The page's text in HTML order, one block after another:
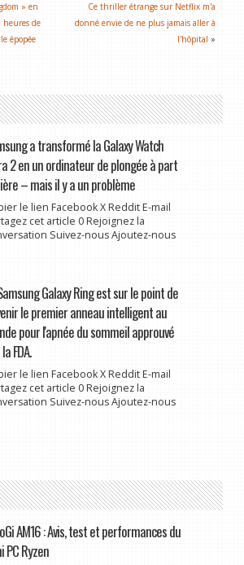
» en
heures de
épopée
Ce thriller étrange sur Netflix m'a
donné envie de ne plus jamais aller à
l'hôpital »
a transformé la Galaxy Watch
2 en un ordinateur de plongée à part
– mais il y a un problème
le lien Facebook X Reddit E-mail
cet article 0 Rejoignez la
Suivez-nous Ajoutez-nous
Galaxy Ring est sur le point de
le premier anneau intelligent au
pour l'apnée du sommeil approuvé
FDA.
le lien Facebook X Reddit E-mail
cet article 0 Rejoignez la
Suivez-nous Ajoutez-nous
AM16 : Avis, test et performances du
PC Ryzen